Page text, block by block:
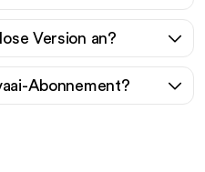
Version an?
Abonnement?